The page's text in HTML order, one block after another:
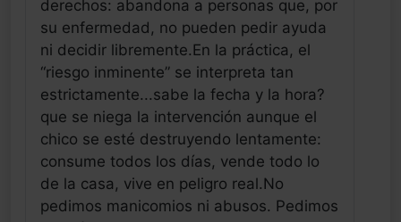
derechos: abandona a personas que, por
su enfermedad, no pueden pedir ayuda
ni decidir libremente.En la práctica, el
“riesgo inminente” se interpreta tan
estrictamente...sabe la fecha y la hora?
que se niega la intervención aunque el
chico se esté destruyendo lentamente:
consume todos los días, vende todo lo
de la casa, vive en peligro real.No
pedimos manicomios ni abusos. Pedimos